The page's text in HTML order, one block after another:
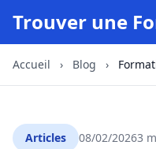
Trouver une
Accueil › Blog ›
Articles 08/02/20263